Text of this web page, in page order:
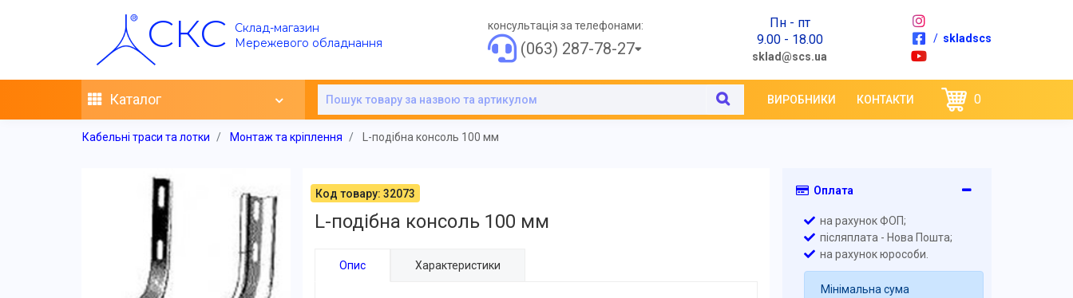
СКС
Склад-магазин
Мережевого обладнання
консультація за телефонами:
(063) 287-78-27
Пн - пт
9.00 - 18.00
sklad@scs.ua
/ skladscs
Каталог ВИРОБНИКИ КОНТАКТИ 0
Кабельні траси та лотки Монтаж та кріплення L-подібна консоль 100 мм
Код товару: 32073
L-подібна консоль 100 мм
Опис Характеристики
Оплата
на рахунок ФОП;
післяплата - Нова Пошта;
на рахунок юрособи.
Мінімальна сума